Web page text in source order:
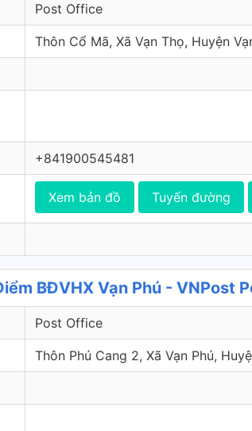
Post Office
Thôn Cổ Mã, Xã Vạn Thọ, Huyện
+841900545481
Xem bản đồ Tuyến đường
BĐVHX Vạn Phú - VNPost
Post Office
Thôn Phú Cang 2, Xã Vạn Phú,